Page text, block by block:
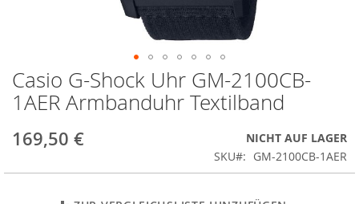
Zum
Anfang
der
springen
Casio G-Shock Uhr GM-2100CB-
1AER Armbanduhr Textilband
169,50 €
NICHT AUF LAGER
SKU
GM-2100CB-1AER